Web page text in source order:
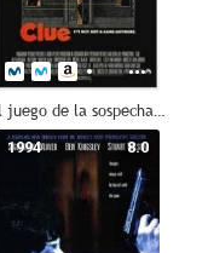
El juego de la sospecha (Cluedo)
8.0
1994